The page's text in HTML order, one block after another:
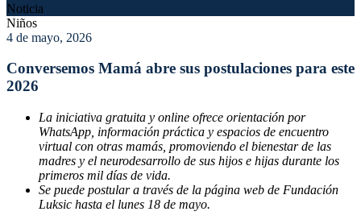
Noticia
Niños
4 de mayo, 2026
Conversemos Mamá abre sus postulaciones para este
2026
La iniciativa gratuita y online ofrece orientación por
WhatsApp, información práctica y espacios de encuentro
virtual con otras mamás, promoviendo el bienestar de las
madres y el neurodesarrollo de sus hijos e hijas durante los
primeros mil días de vida.
Se puede postular a través de la página web de Fundación
Luksic hasta el lunes 18 de mayo.